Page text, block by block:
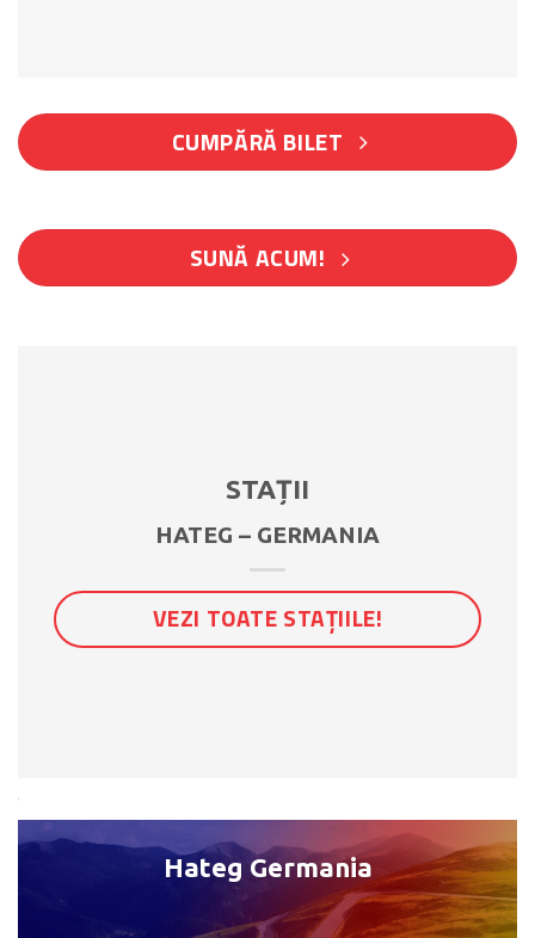
CUMPĂRĂ BILET
SUNĂ ACUM!
STAȚII
HATEG – GERMANIA
VEZI TOATE STAȚIILE!
Hateg Germania